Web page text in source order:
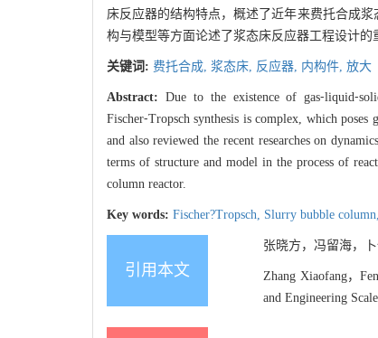
床反应器的结构特点，概述了近年来费托合成
构与模型等方面论述了浆态床反应器工程设计
关键词: 费托合成, 浆态床, 反应器, 内构件, 放大
Abstract: Due to the existence of
Fischer⁃Tropsch synthesis is complex, which
and also reviewed the recent researches on
terms of structure and model in the process of
column reactor.
Key words: Fischer?Tropsch, Slurry bubble column,
引用本文
张晓方，冯留海，
Zhang Xiaofang，
and Engineering